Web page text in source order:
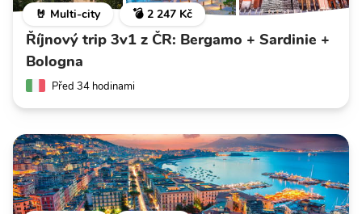
🤘 Multi-city 💣 2 247 Kč
Říjnový trip 3v1 z ČR: Bergamo + Sardinie +
Bologna
Před 34 hodinami